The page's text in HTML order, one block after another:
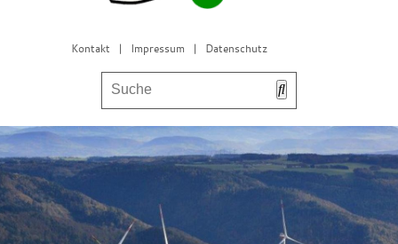
Kontakt | Impressum | Datenschutz
Bürgerservice & Gemeinderat
Leben in Hasel